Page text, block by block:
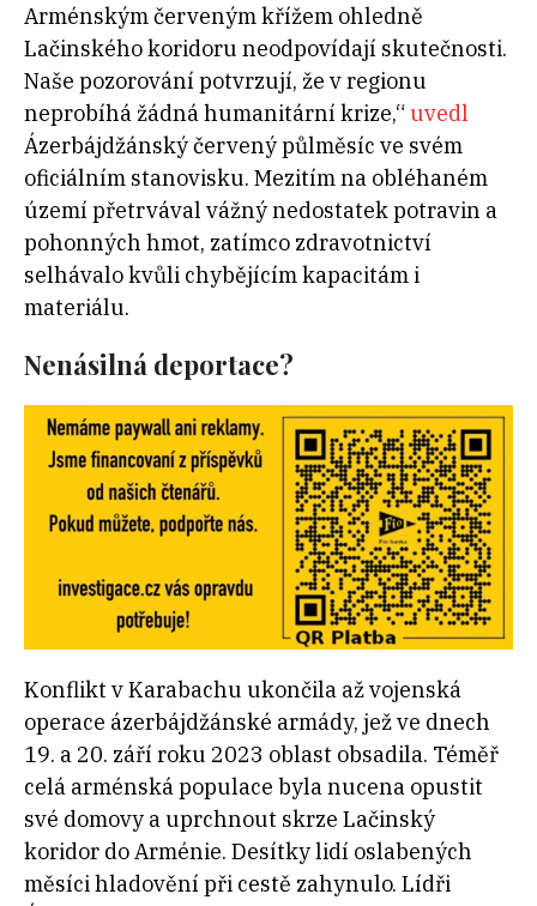
Arménským červeným křížem ohledně
Lačinského koridoru neodpovídají skutečnosti.
Naše pozorování potvrzují, že v regionu
neprobíhá žádná humanitární krize,“uvedl
Ázerbájdžánský červený půlměsíc ve svém
oficiálním stanovisku. Mezitím na obléhaném
území přetrvával vážný nedostatek potravin a
pohonných hmot, zatímco zdravotnictví
selhávalo kvůli chybějícím kapacitám i
materiálu.
Nenásilná deportace?
Konflikt v Karabachu ukončila až vojenská
operace ázerbájdžánské armády, jež ve dnech
19. a 20. září roku 2023 oblast obsadila. Téměř
celá arménská populace byla nucena opustit
své domovy a uprchnout skrze Lačinský
koridor do Arménie. Desítky lidí oslabených
měsíci hladovění při cestě zahynulo. Lídři